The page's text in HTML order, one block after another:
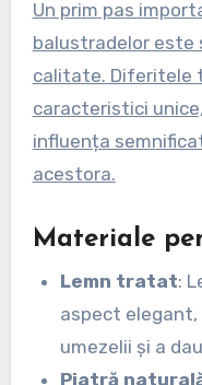
Un prim pas
balustradelor este
calitate. Diferitele
caracteristici
influența
acestora.
Materiale
Lemn tratat:
aspect
umezelii și a
Piatră